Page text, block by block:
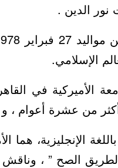
نور الدين .
الإسلامي.
من عشرة أعوام ، و
الإنجليزية،
الطريق الصح ” ،